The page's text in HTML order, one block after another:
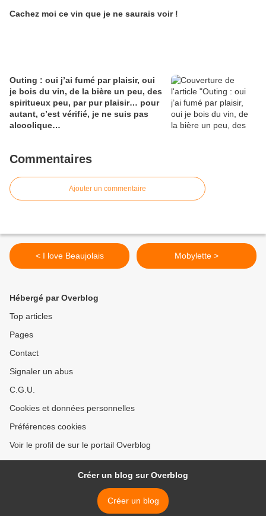
Cachez moi ce vin que je ne saurais voir !
Outing : oui j’ai fumé par plaisir, oui
je bois du vin, de la bière un peu, des
spiritueux peu, par pur plaisir… pour
autant, c’est vérifié, je ne suis pas
alcoolique…
Commentaires
Ajouter un commentaire
< I love Beaujolais Mobylette >
Hébergé par Overblog
Top articles
Pages
Contact
Signaler un abus
C.G.U.
Cookies et données personnelles
Préférences cookies
Voir le profil de sur le portail Overblog
Créer un blog sur Overblog
Créer un blog